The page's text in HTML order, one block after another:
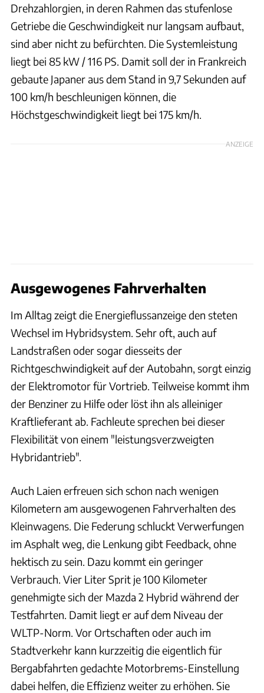
Drehzahlorgien, in deren Rahmen das stufenlose
Getriebe die Geschwindigkeit nur langsam aufbaut,
sind aber nicht zu befürchten. Die Systemleistung
liegt bei 85 kW / 116 PS. Damit soll der in Frankreich
gebaute Japaner aus dem Stand in 9,7 Sekunden auf
100 km/h beschleunigen können, die
Höchstgeschwindigkeit liegt bei 175 km/h.
ANZEIGE
Ausgewogenes Fahrverhalten
Im Alltag zeigt die Energieflussanzeige den steten
Wechsel im Hybridsystem. Sehr oft, auch auf
Landstraßen oder sogar diesseits der
Richtgeschwindigkeit auf der Autobahn, sorgt einzig
der Elektromotor für Vortrieb. Teilweise kommt ihm
der Benziner zu Hilfe oder löst ihn als alleiniger
Kraftlieferant ab. Fachleute sprechen bei dieser
Flexibilität von einem "leistungsverzweigten
Hybridantrieb".
Auch Laien erfreuen sich schon nach wenigen
Kilometern am ausgewogenen Fahrverhalten des
Kleinwagens. Die Federung schluckt Verwerfungen
im Asphalt weg, die Lenkung gibt Feedback, ohne
hektisch zu sein. Dazu kommt ein geringer
Verbrauch. Vier Liter Sprit je 100 Kilometer
genehmigte sich der Mazda 2 Hybrid während der
Testfahrten. Damit liegt er auf dem Niveau der
WLTP-Norm. Vor Ortschaften oder auch im
Stadtverkehr kann kurzzeitig die eigentlich für
Bergabfahrten gedachte Motorbrems-Einstellung
dabei helfen, die Effizienz weiter zu erhöhen. Sie